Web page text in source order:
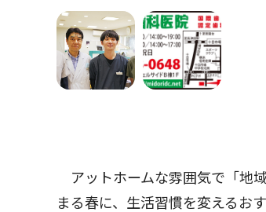
アットホームな雰囲気で「地
まる春に、生活習慣を変えるお